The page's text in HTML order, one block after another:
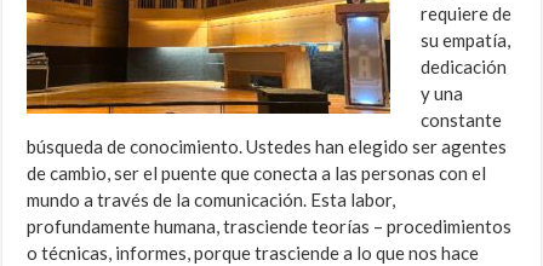
requiere de
su empatía,
dedicación
y una
constante
búsqueda de conocimiento. Ustedes han elegido ser agentes
de cambio, ser el puente que conecta a las personas con el
mundo a través de la comunicación. Esta labor,
profundamente humana, trasciende teorías – procedimientos
o técnicas, informes, porque trasciende a lo que nos hace